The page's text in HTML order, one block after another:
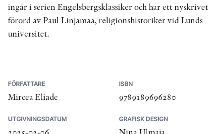
ingår i serien Engelsbergsklassiker och har ett nyskrivet
förord av Paul Linjamaa, religionshistoriker vid Lunds
universitet.
FÖRFATTARE
Mircea Eliade
ISBN
9789189696280
UTGIVNINGSDATUM
2025-02-06
GRAFISK DESIGN
Nina Ulmaja